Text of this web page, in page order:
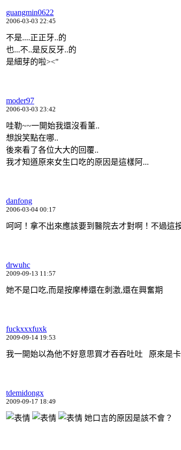
guangmin0622
2006-03-03 22:45
不是....正正牙..的
也...不..是反反牙..的
是細芽的啦><"
moder97
2006-03-03 23:42
哇勒~~一開始我還沒看董..
想說笑點在哪..
後來看了各位大大的回覆..
我才知道原來女生口吃的原因是這樣阿...
danfong
2006-03-04 00:17
呵呵！拿不出來應該要到醫院去才對啊！不過這
drwuhc
2009-09-13 11:57
她不是口吃,而是按摩棒還在刺激,還在興奮期
fuckxxxfuxk
2009-09-14 19:53
我一開始以為他不好意思買才吞吞吐吐 原來是
tdemidongx
2009-09-17 18:49
她口吉的原因是該不會？